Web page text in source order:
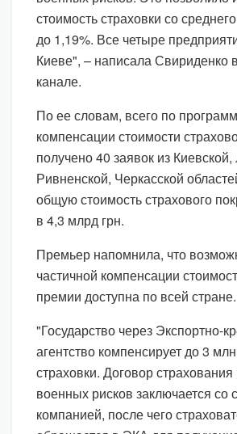
стоимость страховки со
до 1,19%. Все четыре
Киеве", – написала Свириденко
канале.
По ее словам, всего по
компенсации стоимости
получено 40 заявок из
Ривненской, Черкасской
общую стоимость страхового
в 4,3 млрд грн.
Премьер напомнила, что
частичной компенсации
премии доступна по всей стране.
"Государство через Экспортно-
агентство компенсирует до 3
страховки. Договор
военных рисков заключается со
компанией, после чего